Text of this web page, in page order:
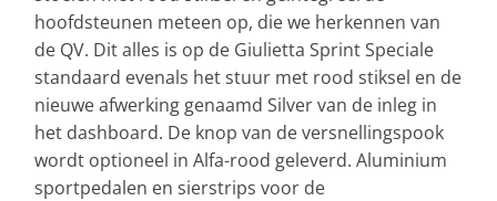
hoofdsteunen meteen op, die we herkennen van
de QV. Dit alles is op de Giulietta Sprint Speciale
standaard evenals het stuur met rood stiksel en de
nieuwe afwerking genaamd Silver van de inleg in
het dashboard. De knop van de versnellingspook
wordt optioneel in Alfa-rood geleverd. Aluminium
sportpedalen en sierstrips voor de